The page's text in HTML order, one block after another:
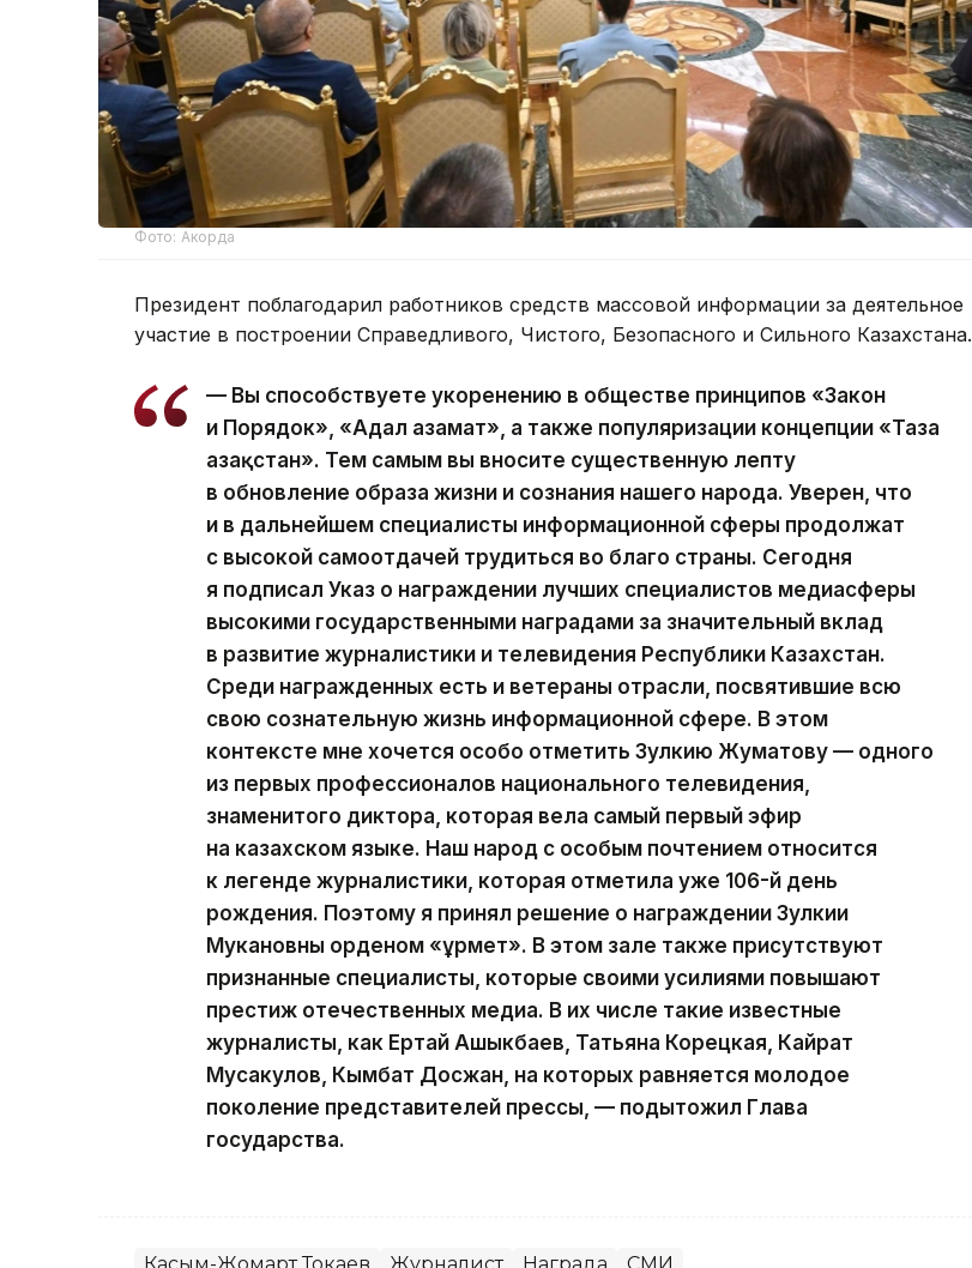
Фото: Акорда
Президент поблагодарил работников средств массовой информации за деятельное
участие в построении Справедливого, Чистого, Безопасного и Сильного Казахстана.
— Вы способствуете укоренению в обществе принципов «Закон
и Порядок», «Адал азамат», а также популяризации концепции «Таза
Қазақстан». Тем самым вы вносите существенную лепту
в обновление образа жизни и сознания нашего народа. Уверен, что
и в дальнейшем специалисты информационной сферы продолжат
с высокой самоотдачей трудиться во благо страны. Сегодня
я подписал Указ о награждении лучших специалистов медиасферы
высокими государственными наградами за значительный вклад
в развитие журналистики и телевидения Республики Казахстан.
Среди награжденных есть и ветераны отрасли, посвятившие всю
свою сознательную жизнь информационной сфере. В этом
контексте мне хочется особо отметить Зулкию Жуматову — одного
из первых профессионалов национального телевидения,
знаменитого диктора, которая вела самый первый эфир
на казахском языке. Наш народ с особым почтением относится
к легенде журналистики, которая отметила уже 106-й день
рождения. Поэтому я принял решение о награждении Зулкии
Мукановны орденом «Құрмет». В этом зале также присутствуют
признанные специалисты, которые своими усилиями повышают
престиж отечественных медиа. В их числе такие известные
журналисты, как Ертай Ашыкбаев, Татьяна Корецкая, Кайрат
Мусакулов, Кымбат Досжан, на которых равняется молодое
поколение представителей прессы, — подытожил Глава
государства.